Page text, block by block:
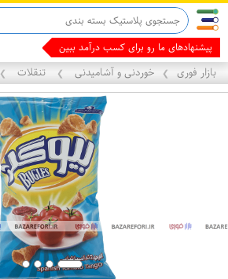
م
بازار فوری ❯ خوردنی و آشامیدنی ❯ تنقلات ❯